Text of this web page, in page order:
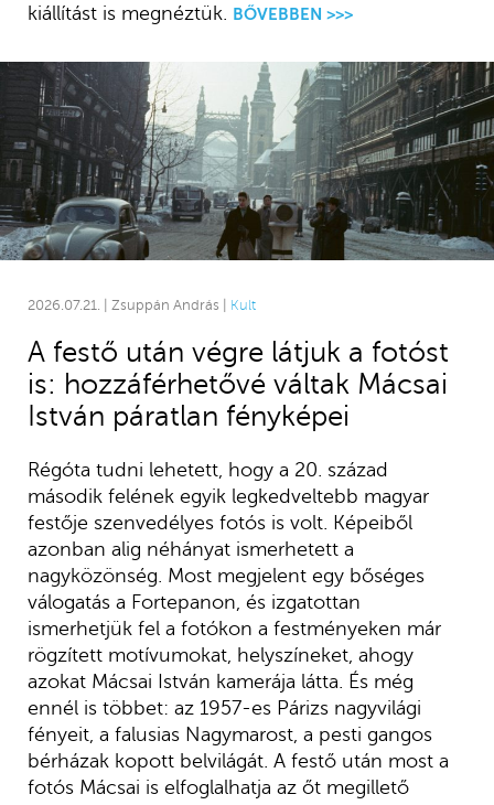
kiállítást is megnéztük. BŐVEBBEN >>>
2026.07.21. | Zsuppán András | Kult
A festő után végre látjuk a fotóst
is: hozzáférhetővé váltak Mácsai
István páratlan fényképei
Régóta tudni lehetett, hogy a 20. század
második felének egyik legkedveltebb magyar
festője szenvedélyes fotós is volt. Képeiből
azonban alig néhányat ismerhetett a
nagyközönség. Most megjelent egy bőséges
válogatás a Fortepanon, és izgatottan
ismerhetjük fel a fotókon a festményeken már
rögzített motívumokat, helyszíneket, ahogy
azokat Mácsai István kamerája látta. És még
ennél is többet: az 1957-es Párizs nagyvilági
fényeit, a falusias Nagymarost, a pesti gangos
bérházak kopott belvilágát. A festő után most a
fotós Mácsai is elfoglalhatja az őt megillető